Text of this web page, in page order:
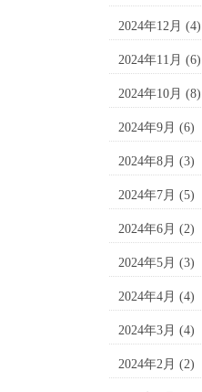
2024年12月 (4)
2024年11月 (6)
2024年10月 (8)
2024年9月 (6)
2024年8月 (3)
2024年7月 (5)
2024年6月 (2)
2024年5月 (3)
2024年4月 (4)
2024年3月 (4)
2024年2月 (2)